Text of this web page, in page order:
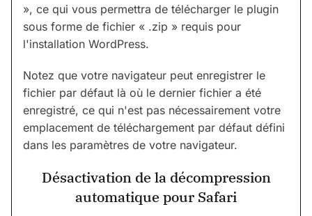
», ce qui vous permettra de télécharger le plugin
sous forme de fichier « .zip » requis pour
l'installation WordPress.
Notez que votre navigateur peut enregistrer le
fichier par défaut là où le dernier fichier a été
enregistré, ce qui n'est pas nécessairement votre
emplacement de téléchargement par défaut défini
dans les paramètres de votre navigateur.
Désactivation de la décompression
automatique pour Safari